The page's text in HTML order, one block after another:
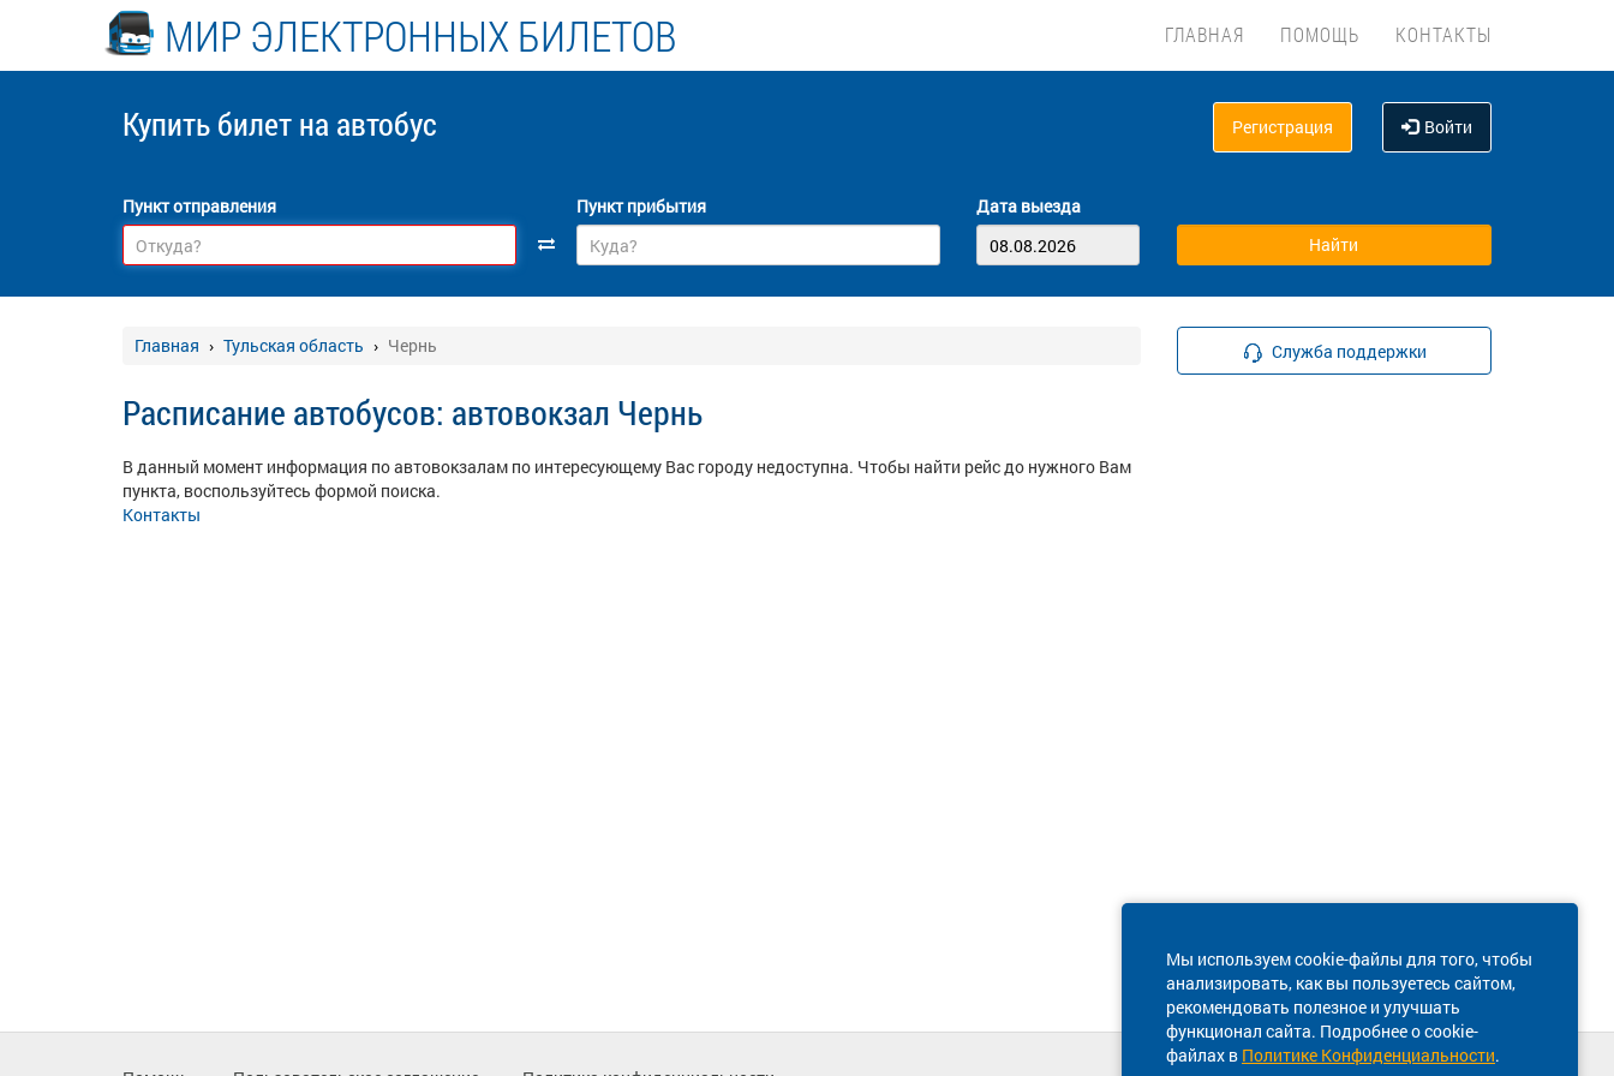
МИР ЭЛЕКТРОННЫХ БИЛЕТОВ ГЛАВНАЯ ПОМОЩЬ КОНТАКТЫ
Купить билет на автобус Регистрация Войти
Пункт отправления Пункт прибытия Дата выезда
Главная Тульская область Чернь
Расписание автобусов: автовокзал Чернь
В данный момент информация по автовокзалам по интересующему Вас городу недоступна. Чтобы найти рейс до нужного Вам
пункта, воспользуйтесь формой поиска.
Контакты
Служба поддержки
Мы используем cookie-файлы для того, чтобы
анализировать, как вы пользуетесь сайтом,
рекомендовать полезное и улучшать
функционал сайта. Подробнее о cookie-
файлах в Политике Конфиденциальности.